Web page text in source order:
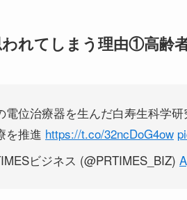
れてしまう理由①高齢
電位治療器を生んだ白寿生科学